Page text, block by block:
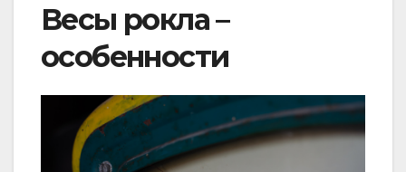
Весы рокла –
особенности